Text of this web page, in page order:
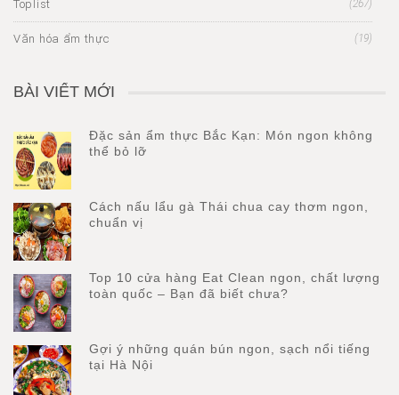
Toplist (267)
Văn hóa ẩm thực (19)
BÀI VIẾT MỚI
Đặc sản ẩm thực Bắc Kạn: Món ngon không
thể bỏ lỡ
Cách nấu lẩu gà Thái chua cay thơm ngon,
chuẩn vị
Top 10 cửa hàng Eat Clean ngon, chất lượng
toàn quốc – Bạn đã biết chưa?
Gợi ý những quán bún ngon, sạch nổi tiếng
tại Hà Nội